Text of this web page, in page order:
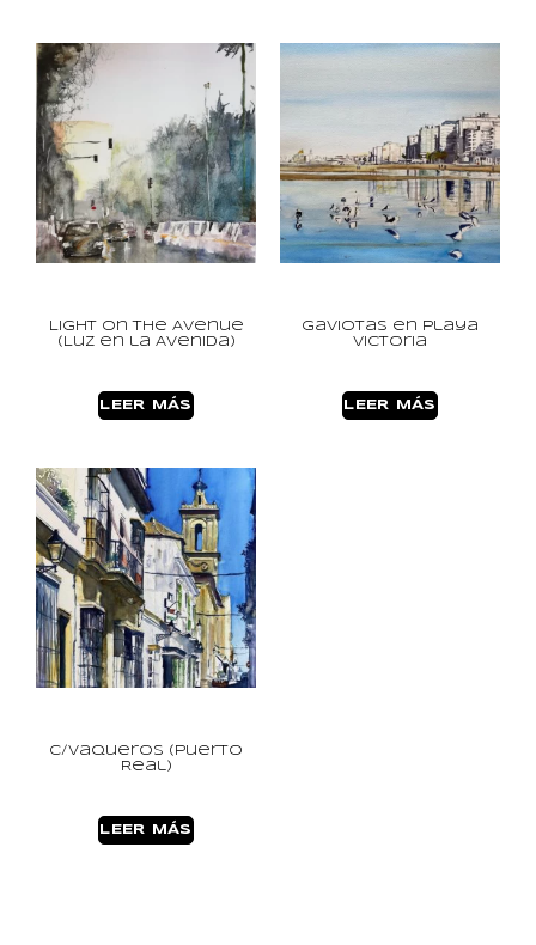
Light on the Avenue
(Luz en la Avenida)
LEER MÁS
Gaviotas en Playa
Victoria
LEER MÁS
C/Vaqueros (Puerto
Real)
LEER MÁS